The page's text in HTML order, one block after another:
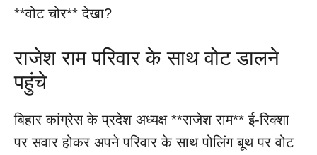
**वोट चोर** देखा?
राजेश राम परिवार के साथ वोट डालने
पहुंचे
बिहार कांग्रेस के प्रदेश अध्यक्ष **राजेश राम** ई-रिक्शा
पर सवार होकर अपने परिवार के साथ पोलिंग बूथ पर वोट